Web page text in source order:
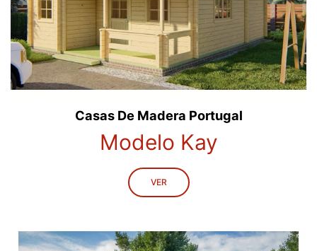
Casas De Madera Portugal
Modelo Kay
VER